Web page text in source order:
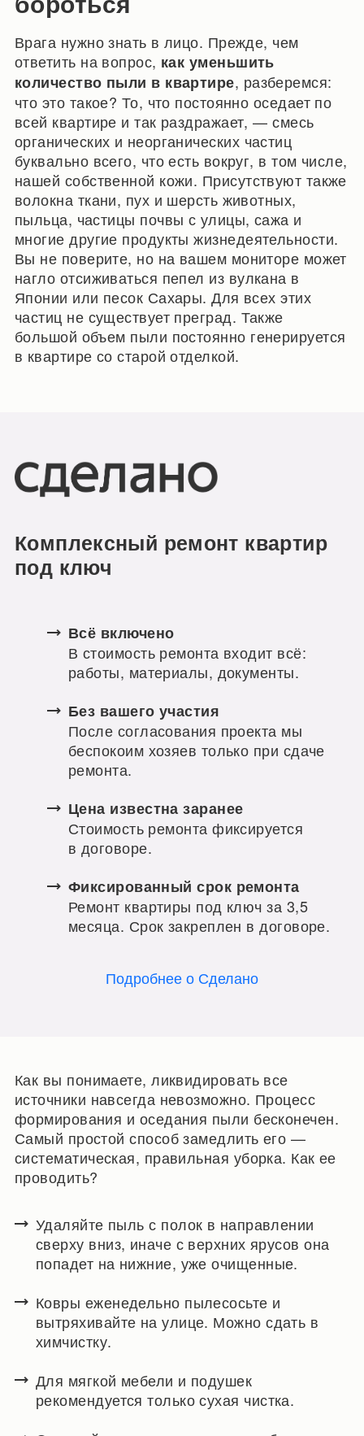
Врага нужно знать в лицо. Прежде, чем
ответить на вопрос, как уменьшить
количество пыли в квартире, разберемся:
что это такое? То, что постоянно оседает по
всей квартире и так раздражает, — смесь
органических и неорганических частиц
буквально всего, что есть вокруг, в том числе,
нашей собственной кожи. Присутствуют также
волокна ткани, пух и шерсть животных,
пыльца, частицы почвы с улицы, сажа и
многие другие продукты жизнедеятельности.
Вы не поверите, но на вашем мониторе может
нагло отсиживаться пепел из вулкана в
Японии или песок Сахары. Для всех этих
частиц не существует преград. Также
большой объем пыли постоянно генерируется
в квартире со старой отделкой.
Комплексный ремонт квартир
под ключ
Всё включено
В стоимость ремонта входит всё:
работы, материалы, документы.
Без вашего участия
После согласования проекта мы
беспокоим хозяев только при сдаче
ремонта.
Цена известна заранее
Стоимость ремонта фиксируется
в договоре.
Фиксированный срок ремонта
Ремонт квартиры под ключ за 3,5
месяца. Срок закреплен в договоре.
Подробнее о Сделано
Как вы понимаете, ликвидировать все
источники навсегда невозможно. Процесс
формирования и оседания пыли бесконечен.
Самый простой способ замедлить его —
систематическая, правильная уборка. Как ее
проводить?
Удаляйте пыль с полок в направлении
сверху вниз, иначе с верхних ярусов она
попадет на нижние, уже очищенные.
Ковры еженедельно пылесосьте и
вытряхивайте на улице. Можно сдать в
химчистку.
Для мягкой мебели и подушек
рекомендуется только сухая чистка.